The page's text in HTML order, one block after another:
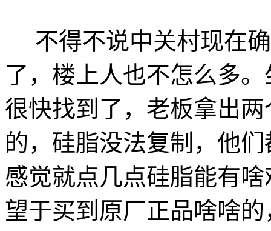
不得不说中关村现在确
了，楼上人也不怎么多
很快找到了，老板拿出
的，硅脂没法复制，他
感觉就点几点硅脂能有
望于买到原厂正品啥啥